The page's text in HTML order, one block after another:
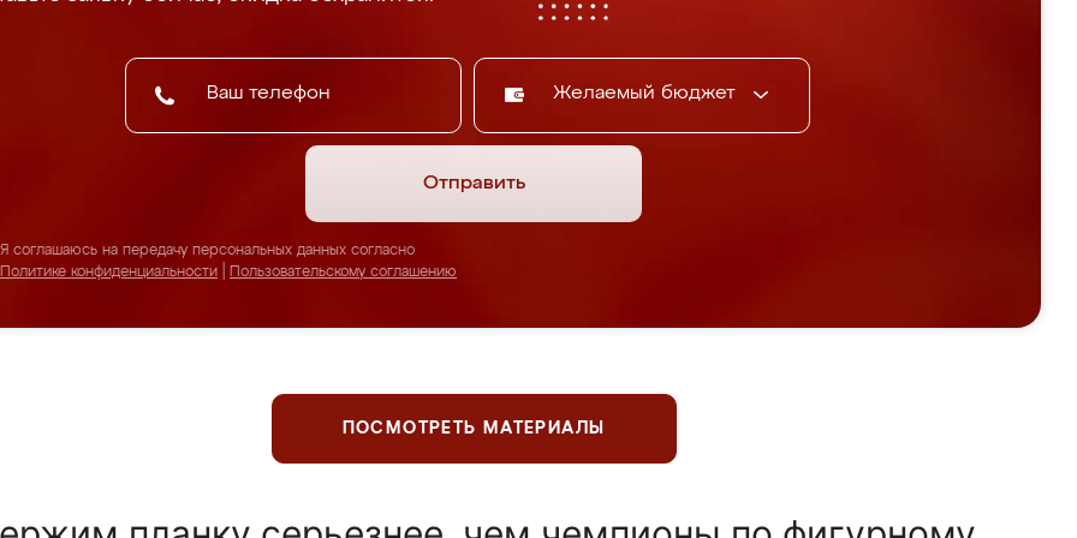
Желаемый бюджет
Отправить
Я соглашаюсь на передачу персональных данных согласно
Политике конфиденциальности
Пользовательскому соглашению
ПОСМОТРЕТЬ МАТЕРИАЛЫ